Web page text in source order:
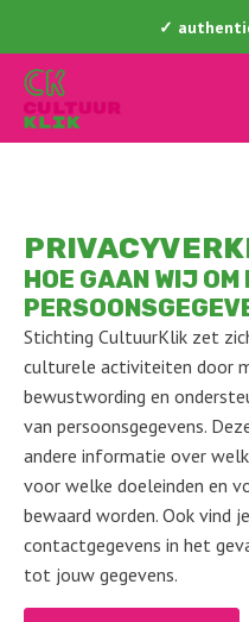
✓
HOE GAAN WIJ OM
Stichting CultuurKlik zet
culturele activiteiten door
bewustwording en
van persoonsgegevens.
andere informatie over
voor welke doeleinden en
bewaard worden. Ook vind
contactgegevens in het
tot jouw gegevens.